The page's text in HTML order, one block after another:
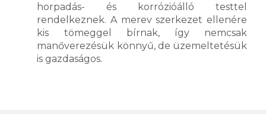
horpadás- és korrózióálló testtel
rendelkeznek. A merev szerkezet ellenére
kis tömeggel bírnak, így nemcsak
manőverezésük könnyű, de üzemeltetésük
is gazdaságos.